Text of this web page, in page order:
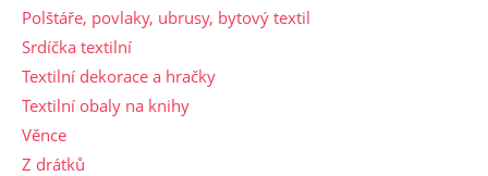
Polštáře, povlaky, ubrusy, bytový textil
Srdíčka textilní
Textilní dekorace a hračky
Textilní obaly na knihy
Věnce
Z drátků